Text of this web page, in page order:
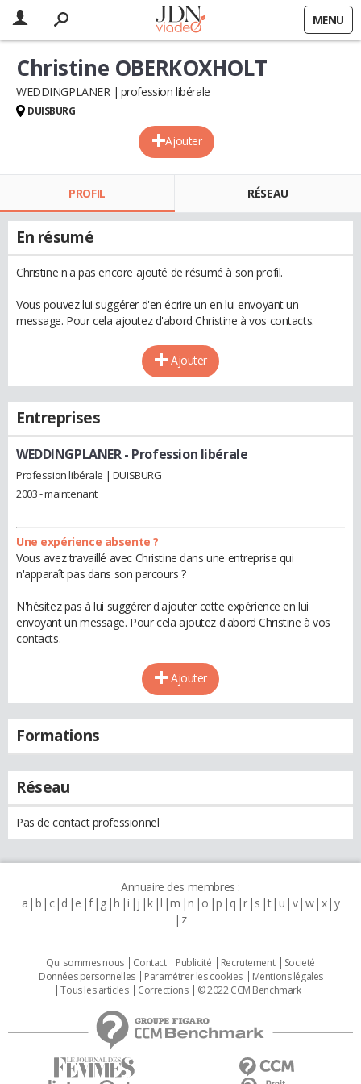
MENU
Ajouter
Christine OBERKOXHOLT
WEDDINGPLANER profession libérale
DUISBURG
PROFIL RÉSEAU
En résumé
Christine n'a pas encore ajouté de résumé à son profil.
Vous pouvez lui suggérer d'en écrire un en lui envoyant un
message. Pour cela ajoutez d'abord Christine à vos contacts.
Ajouter
Entreprises
WEDDINGPLANER- Profession libérale
Profession libérale | DUISBURG
2003 - maintenant
Une expérience absente ?
Vous avez travaillé avec Christine dans une entreprise qui
n'apparaît pas dans son parcours ?
N'hésitez pas à lui suggérer d'ajouter cette expérience en lui
envoyant un message. Pour cela ajoutez d'abord Christine à vos
contacts.
Ajouter
Formations
Réseau
Pas de contact professionnel
Annuaire des membres :
a b c d e f g h i j k l m n o p q r s t u v w x y
z
Qui sommes nous Contact Publicité Recrutement
Societé
Données personnelles
Paramétrer les cookies
Mentions légales
Tous les articles
Corrections © 2022 CCM Benchmark